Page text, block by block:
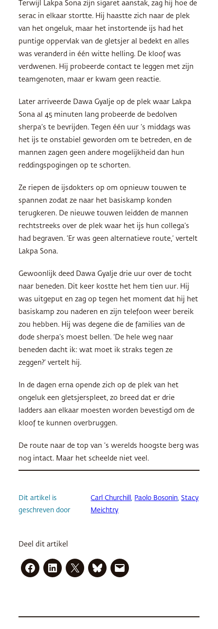
Terwijl Lakpa Sona zijn sigaret aanstak, zag hij hoe de
serac in elkaar stortte. Hij haastte zich naar de plek
van het ongeluk, maar het instortende ijs had het
puntige oppervlak van de gletsjer al bedekt en alles
was veranderd in één witte helling. De kloof was
verdwenen. Hij probeerde contact te leggen met zijn
teamgenoten, maar er kwam geen reactie.
Later arriveerde Dawa Gyalje op de plek waar Lakpa
Sona al 45 minuten lang probeerde de bedolven
sherpa’s te bevrijden. Tegen één uur ’s middags was
het ijs te onstabiel geworden om te betreden, en de
mannen zagen geen andere mogelijkheid dan hun
reddingspogingen op te schorten.
Ze riepen de ijsdokters op om opnieuw touwen te
spannen zodat ze naar het basiskamp konden
terugkeren. De nieuwe touwen leidden de mannen
rechtstreeks over de plek waar het ijs hun collega’s
had begraven. ‘Er was geen alternatieve route,’ vertelt
Lakpa Sona.
Gewoonlijk deed Dawa Gyalje drie uur over de tocht
naar beneden. Dit keer kostte het hem tien uur. Hij
was uitgeput en zag op tegen het moment dat hij het
basiskamp zou naderen en zijn telefoon weer bereik
zou hebben. Hij was degene die de families van de
dode sherpa’s moest bellen. ‘De hele weg naar
beneden dacht ik: wat moet ik straks tegen ze
zeggen?’ vertelt hij.
In de dagen erna opende zich op de plek van het
ongeluk een gletsjerspleet, zo breed dat er drie
ladders aan elkaar moesten worden bevestigd om de
kloof te kunnen overbruggen.
De route naar de top van ’s werelds hoogste berg was
nog intact. Maar het scheelde niet veel.
Dit artikel is
geschreven door
Carl Churchill Paolo Bosonin Stacy
Meichtry
Deel dit artikel